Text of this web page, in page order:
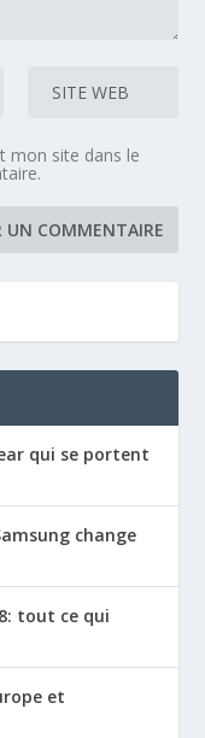
mon site dans le
qui se portent
change
tout ce qui
et